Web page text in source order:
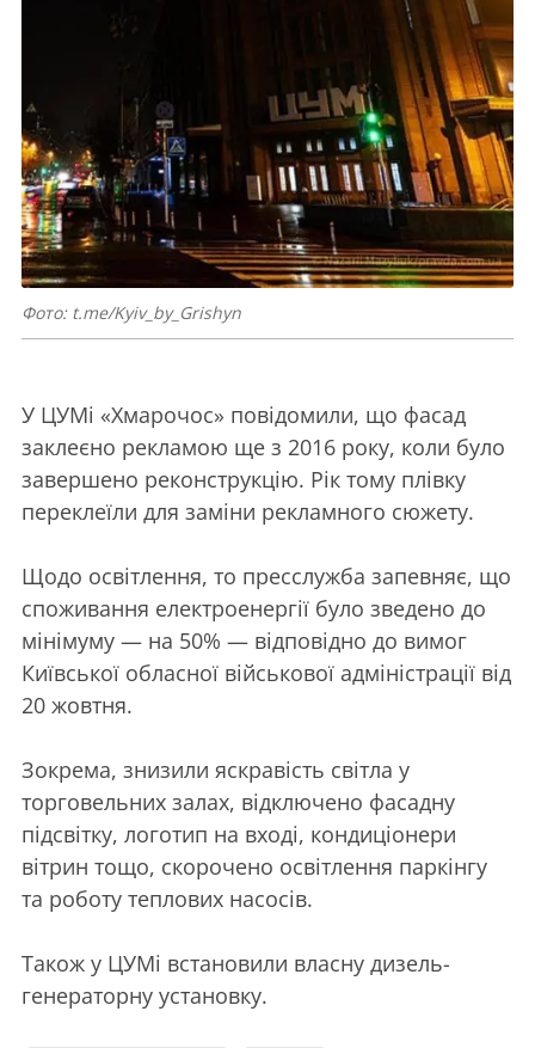
Фото: t.me/Kyiv_by_Grishyn
У ЦУМі «Хмарочос» повідомили, що фасад
заклеєно рекламою ще з 2016 року, коли було
завершено реконструкцію. Рік тому плівку
переклеїли для заміни рекламного сюжету.
Щодо освітлення, то пресслужба запевняє, що
споживання електроенергії було зведено до
мінімуму — на 50% — відповідно до вимог
Київської обласної військової адміністрації від
20 жовтня.
Зокрема, знизили яскравість світла у
торговельних залах, відключено фасадну
підсвітку, логотип на вході, кондиціонери
вітрин тощо, скорочено освітлення паркінгу
та роботу теплових насосів.
Також у ЦУМі встановили власну дизель-
генераторну установку.